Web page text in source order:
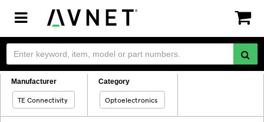
Toggle
navigation
Manufacturer
TE Connectivity
Category
Optoelectronics